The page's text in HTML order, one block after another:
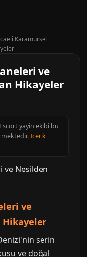
Karamürsel
ve
Hikayeler
yayin ekibi bu
Icerik
ve
Hikayeler
serin
ve doğal